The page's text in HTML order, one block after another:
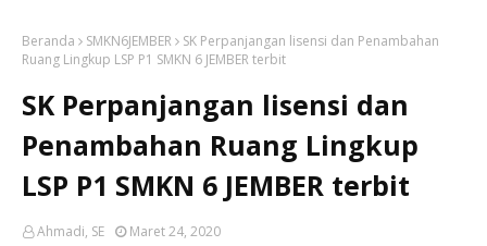
Beranda SMKN6JEMBER
SK Perpanjangan lisensi dan Penambahan
Ruang Lingkup LSP P1 SMKN 6 JEMBER terbit
SK Perpanjangan lisensi dan
Penambahan Ruang Lingkup
LSP P1 SMKN 6 JEMBER terbit
Ahmadi, SE Maret 24, 2020